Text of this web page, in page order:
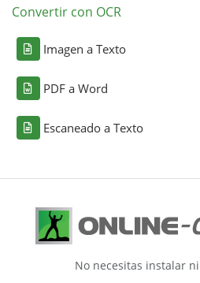
Convertir con OCR
Imagen a Texto
PDF a Word
Escaneado a Texto
No necesitas instalar